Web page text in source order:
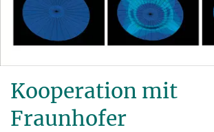
Kooperation mit
Fraunhofer